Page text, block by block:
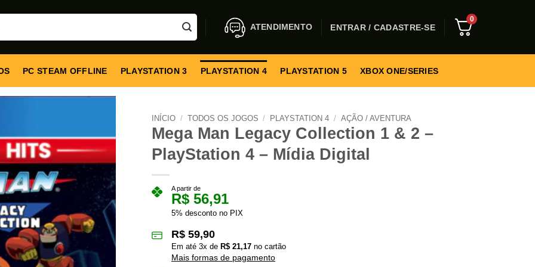
ATENDIMENTO ENTRAR / CADASTRE-SE
0
PC STEAM OFFLINE PLAYSTATION 3 PLAYSTATION 4 PLAYSTATION 5 XBOX ONE/SERIES
INÍCIO / TODOS OS JOGOS / PLAYSTATION 4 / AÇÃO / AVENTURA
Mega Man Legacy Collection 1 & 2 –
PlayStation 4 – Mídia Digital
A partir de
R$ 56,91
5% desconto no PIX
R$ 59,90
Em até 3x de R$ 21,17 no cartão
Mais formas de pagamento